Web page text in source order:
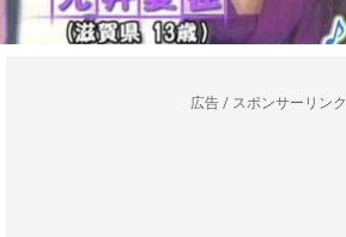
広告 / スポンサーリンク